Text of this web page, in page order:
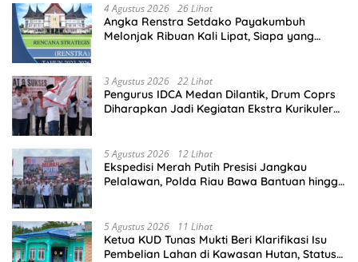
4 Agustus 2026 26 Lihat
Angka Renstra Setdako Payakumbuh
Melonjak Ribuan Kali Lipat, Siapa yang
3 Agustus 2026 22 Lihat
Pengurus IDCA Medan Dilantik, Drum Coprs
Diharapkan Jadi Kegiatan Ekstra Kurikuler
5 Agustus 2026 12 Lihat
Ekspedisi Merah Putih Presisi Jangkau
Pelalawan, Polda Riau Bawa Bantuan hingga
5 Agustus 2026 11 Lihat
Ketua KUD Tunas Mukti Beri Klarifikasi Isu
Pembelian Lahan di Kawasan Hutan, Status